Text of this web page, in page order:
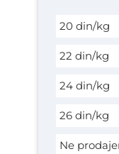
20 din/kg
22 din/kg
24 din/kg
26 din/kg
Ne